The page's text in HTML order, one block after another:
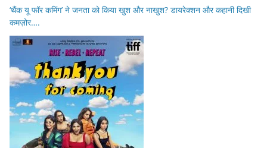
‘थैंक यू फॉर कमिंग’ ने जनता को किया खुश और नाखुश? डायरेक्शन और कहानी दिखी
कमज़ोर….